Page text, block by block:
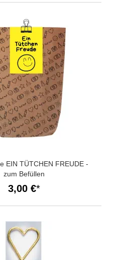
EIN TÜTCHEN FREUDE -
zum Befüllen
3,00 €